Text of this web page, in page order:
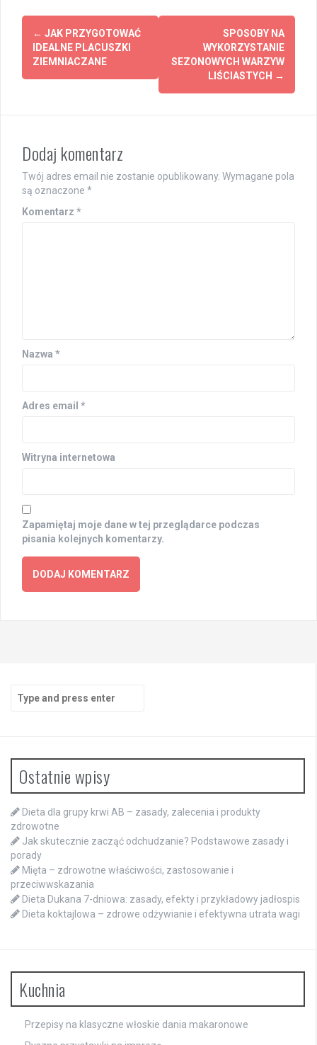
Post
navigation
← JAK PRZYGOTOWAĆ
IDEALNE PLACUSZKI
ZIEMNIACZANE
SPOSOBY NA
WYKORZYSTANIE
SEZONOWYCH WARZYW
LIŚCIASTYCH →
Dodaj komentarz
Twój adres email nie zostanie opublikowany. Wymagane pola
są oznaczone *
Komentarz *
Nazwa *
Adres email *
Witryna internetowa
Zapamiętaj moje dane w tej przeglądarce podczas
pisania kolejnych komentarzy.
for:
Ostatnie wpisy
Dieta dla grupy krwi AB – zasady, zalecenia i produkty
zdrowotne
Jak skutecznie zacząć odchudzanie? Podstawowe zasady i
porady
Mięta – zdrowotne właściwości, zastosowanie i
przeciwwskazania
Dieta Dukana 7-dniowa: zasady, efekty i przykładowy jadłospis
Dieta koktajlowa – zdrowe odżywianie i efektywna utrata wagi
Kuchnia
Przepisy na klasyczne włoskie dania makaronowe